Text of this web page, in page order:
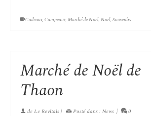
Cadeaux,Campeaux,Marché de Noël,Noël,Souvenirs
Marché de Noël de
Thaon
deLe Revitais| Posté dans : News | 0